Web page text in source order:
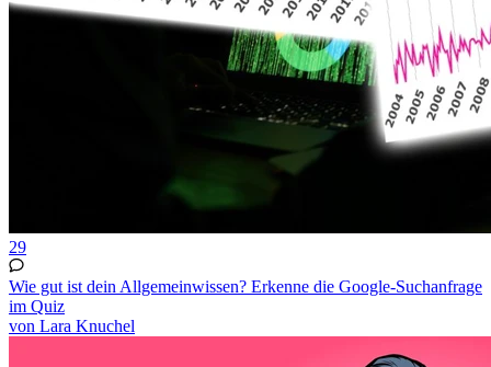
29
Wie gut ist dein Allgemeinwissen? Erkenne die Google-Suchanfrage
im Quiz
von Lara Knuchel